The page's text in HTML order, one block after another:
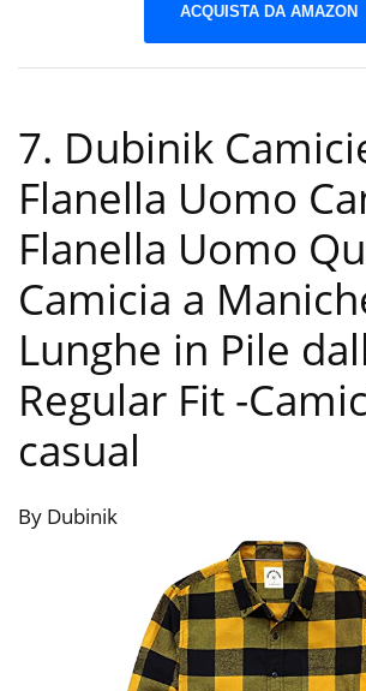
ACQUISTA DA AMAZON
7. Dubinik
Flanella Uomo
Flanella Uomo
Camicia a
Lunghe in Pile
Regular Fit -
casual
By Dubinik